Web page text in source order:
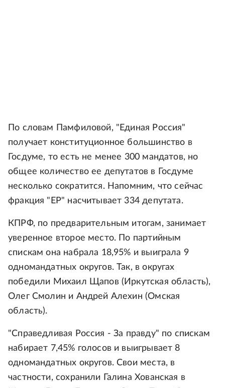
По словам Памфиловой, "Единая Россия"
получает конституционное большинство в
Госдуме, то есть не менее 300 мандатов, но
общее количество ее депутатов в Госдуме
несколько сократится. Напомним, что сейчас
фракция "ЕР" насчитывает 334 депутата.
КПРФ, по предварительным итогам, занимает
уверенное второе место. По партийным
спискам она набрала 18,95% и выиграла 9
одномандатных округов. Так, в округах
победили Михаил Щапов (Иркутская область),
Олег Смолин и Андрей Алехин (Омская
область).
"Справедливая Россия - За правду" по спискам
набирает 7,45% голосов и выигрывает 8
одномандатных округов. Свои места, в
частности, сохранили Галина Хованская в